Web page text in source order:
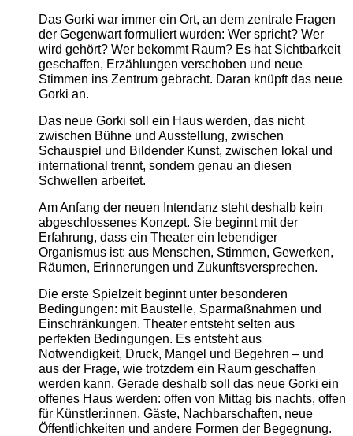
Das Gorki war immer ein Ort, an dem zentrale Fragen
der Gegenwart formuliert wurden: Wer spricht? Wer
wird gehört? Wer bekommt Raum? Es hat Sichtbarkeit
geschaffen, Erzählungen verschoben und neue
Stimmen ins Zentrum gebracht. Daran knüpft das neue
Gorki an.
Das neue Gorki soll ein Haus werden, das nicht
zwischen Bühne und Ausstellung, zwischen
Schauspiel und Bildender Kunst, zwischen lokal und
international trennt, sondern genau an diesen
Schwellen arbeitet.
Am Anfang der neuen Intendanz steht deshalb kein
abgeschlossenes Konzept. Sie beginnt mit der
Erfahrung, dass ein Theater ein lebendiger
Organismus ist: aus Menschen, Stimmen, Gewerken,
Räumen, Erinnerungen und Zukunftsversprechen.
Die erste Spielzeit beginnt unter besonderen
Bedingungen: mit Baustelle, Sparmaßnahmen und
Einschränkungen. Theater entsteht selten aus
perfekten Bedingungen. Es entsteht aus
Notwendigkeit, Druck, Mangel und Begehren – und
aus der Frage, wie trotzdem ein Raum geschaffen
werden kann. Gerade deshalb soll das neue Gorki ein
offenes Haus werden: offen von Mittag bis nachts, offen
für Künstler:innen, Gäste, Nachbarschaften, neue
Öffentlichkeiten und andere Formen der Begegnung.